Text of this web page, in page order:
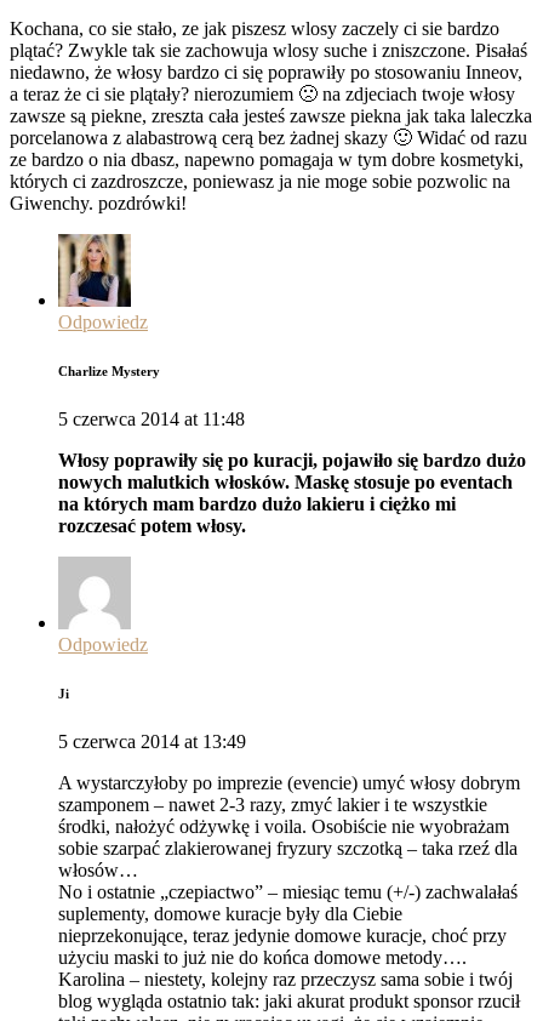
Kochana, co sie stało, ze jak piszesz wlosy zaczely ci sie bardzo
plątać? Zwykle tak sie zachowuja wlosy suche i zniszczone. Pisałaś
niedawno, że włosy bardzo ci się poprawiły po stosowaniu Inneov,
a teraz że ci sie plątały? nierozumiem 🙁 na zdjeciach twoje włosy
zawsze są piekne, zreszta cała jesteś zawsze piekna jak taka laleczka
porcelanowa z alabastrową cerą bez żadnej skazy 🙂 Widać od razu
ze bardzo o nia dbasz, napewno pomagaja w tym dobre kosmetyki,
których ci zazdroszcze, poniewasz ja nie moge sobie pozwolic na
Giwenchy. pozdrówki!
Odpowiedz
Charlize Mystery
5 czerwca 2014 at 11:48
Włosy poprawiły się po kuracji, pojawiło się bardzo dużo
nowych malutkich włosków. Maskę stosuje po eventach
na których mam bardzo dużo lakieru i ciężko mi
rozczesać potem włosy.
Odpowiedz
Ji
5 czerwca 2014 at 13:49
A wystarczyłoby po imprezie (evencie) umyć włosy dobrym
szamponem – nawet 2-3 razy, zmyć lakier i te wszystkie
środki, nałożyć odżywkę i voila. Osobiście nie wyobrażam
sobie szarpać zlakierowanej fryzury szczotką – taka rzeź dla
włosów…
No i ostatnie „czepiactwo” – miesiąc temu (+/-) zachwalałaś
suplementy, domowe kuracje były dla Ciebie
nieprzekonujące, teraz jedynie domowe kuracje, choć przy
użyciu maski to już nie do końca domowe metody….
Karolina – niestety, kolejny raz przeczysz sama sobie i twój
blog wygląda ostatnio tak: jaki akurat produkt sponsor rzucił